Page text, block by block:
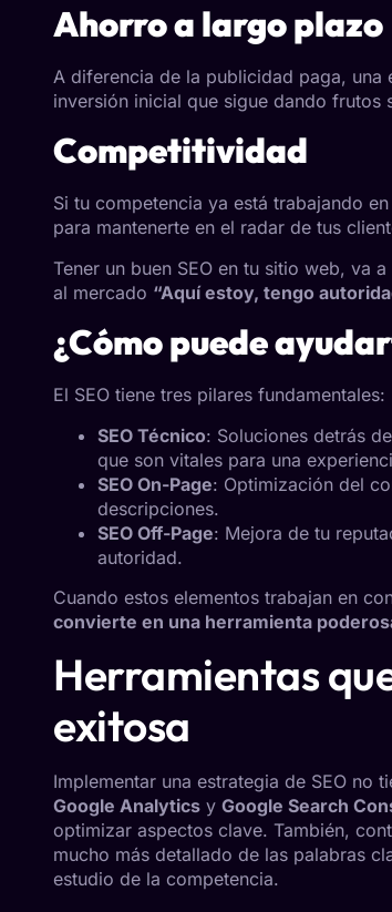
Ahorro a largo plazo
A diferencia de la publicidad paga, una
inversión inicial que sigue dando frutos
Competitividad
Si tu competencia ya está trabajando
para mantenerte en el radar de tus
Tener un buen SEO en tu sitio web, va
al mercado “Aquí estoy, tengo
¿Cómo puede
El SEO tiene tres pilares fundamentales:
SEO Técnico: Soluciones detrás
que son vitales para una
SEO On-Page: Optimización del
descripciones.
SEO Off-Page: Mejora de tu
autoridad.
Cuando estos elementos trabajan en
convierte en una herramienta
Herramientas
exitosa
Implementar una estrategia de SEO no
Google Analytics y Google Search
optimizar aspectos clave. También,
mucho más detallado de las palabras
estudio de la competencia.